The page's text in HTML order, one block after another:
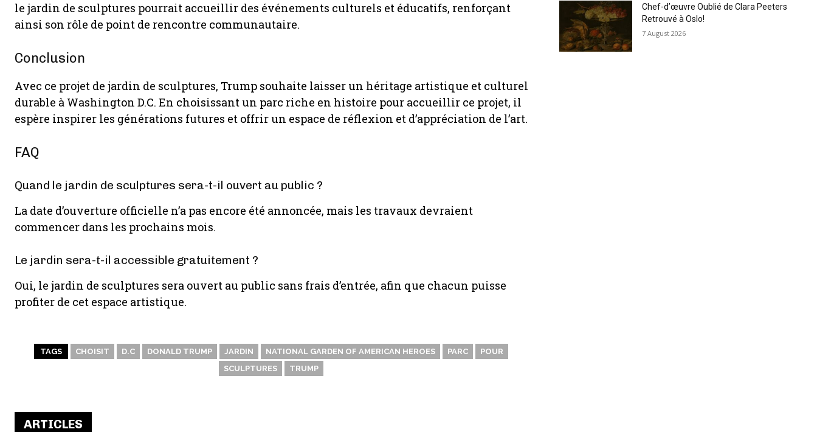
le jardin de sculptures pourrait accueillir des événements culturels et éducatifs, renforçant
ainsi son rôle de point de rencontre communautaire.
Conclusion
Avec ce projet de jardin de sculptures, Trump souhaite laisser un héritage artistique et culturel
durable à Washington D.C. En choisissant un parc riche en histoire pour accueillir ce projet, il
espère inspirer les générations futures et offrir un espace de réflexion et d’appréciation de l’art.
FAQ
Quand le jardin de sculptures sera-t-il ouvert au public ?
La date d’ouverture officielle n’a pas encore été annoncée, mais les travaux devraient
commencer dans les prochains mois.
Le jardin sera-t-il accessible gratuitement ?
Oui, le jardin de sculptures sera ouvert au public sans frais d’entrée, afin que chacun puisse
profiter de cet espace artistique.
TAGS CHOISIT D.C DONALD TRUMP JARDIN NATIONAL GARDEN OF AMERICAN HEROES PARC
POUR
SCULPTURES
TRUMP
ARTICLES
Chef-d’œuvre Oublié de Clara Peeters
Retrouvé à Oslo!
7 August 2026